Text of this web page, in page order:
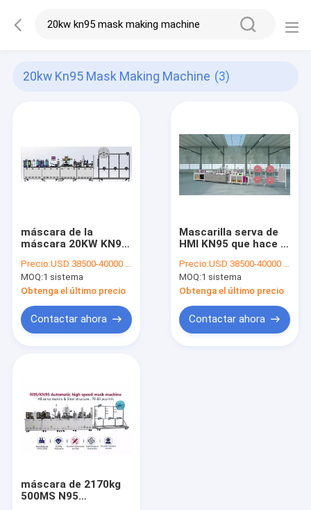
20kw Kn95 Mask Making Machine (3)
máscara de la
máscara 20KW KN95
la máquina, máscara
del gancho
4500pcs/H
produciendo la
máquina
Precio:USD 38500-40000 per set
MOQ:1 sistema
Obtenga el último precio
Contactar ahora
Mascarilla serva de
HMI KN95 que hace la
tejida 1500W que
hace la máquina
Precio:USD 38500-40000 per set
MOQ:1 sistema
Obtenga el último precio
Contactar ahora
máscara de 2170kg
500MS N95